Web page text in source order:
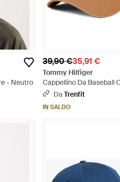
- Neutro
39,90 €35,91 €
Tommy Hilfiger
Cappellino Da Baseball
Ricamato - Marrone
DaTrenfit
IN SALDO